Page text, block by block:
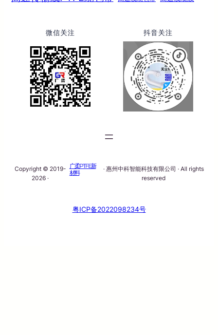
微信关注 抖音关注
Copyright © 2019-
2026 ·
广柔PTFE新
材料
· 惠州中科智能科技有限公司 · All rights
reserved
粤ICP备2022098234号